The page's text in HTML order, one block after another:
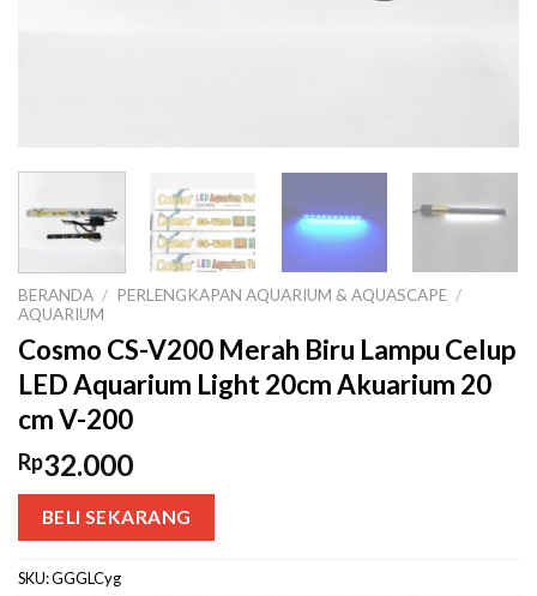
BERANDA / PERLENGKAPAN AQUARIUM & AQUASCAPE /
AQUARIUM
Cosmo CS-V200 Merah Biru Lampu Celup
LED Aquarium Light 20cm Akuarium 20
cm V-200
Rp32.000
BELI SEKARANG
SKU:GGGLCyg